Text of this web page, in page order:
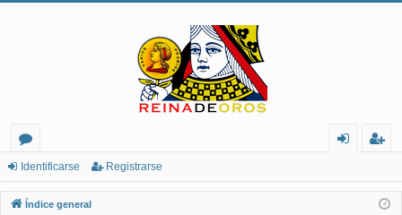
or
os
nt
ist
Identificarse Registrarse
Índice general